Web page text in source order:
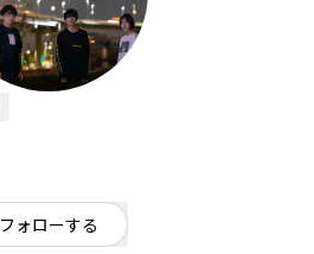
フォローする